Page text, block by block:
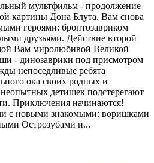
мультфильм - продолжение
картины Дона Блута. Вам снова
героями: бронтозавриком
друзьями. Действие второй
Вам миролюбивой Великой
- динозаврики под присмотром
непоседливые ребята
ока своих родных и
детишек подстерегают
Приключения начинаются!
с новыми знакомыми: воришками
Острозубами и...